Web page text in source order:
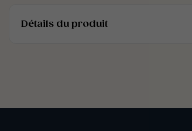
Détails du produit